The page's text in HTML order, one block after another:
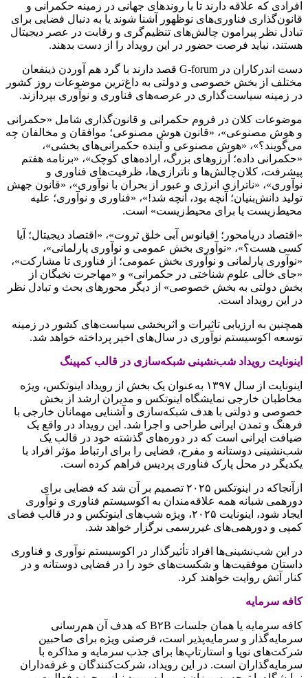
افرادی که علاقه دارند تا با روندهای جهانی در زمینه حکمرانی و
قانون‌گذاری فناوری‌های نوظهور آشنا شوند یا به دنبال فضایی برای
تبادل نظر پیرامون چالش‌های تنظیم‌گری و رقابت در عصر دیجیتال
هستند، نباید فرصت حضور در این رویداد را از دست بدهند.
دست اندرکاران در G-forum قصد دارند با گرد هم آوردن ذینفعان
مختلف از بخش خصوصی و دولتی به داغ‌ترین موضوعات روز کشور
در زمینه سیاست‌گذاری در عرصه‌های فناوری و نوآوری بپردازند.
موضوعات کلان در فروم حکمرانی و قانون‌گذاری شامل «حکمرانی
و هوش مصنوعی»، «قانون هوش مصنوعی؛ موافقان و مخالفان چه
می‌گویند؟»، «هوش مصنوعی و آینده حکمرانی‌های بخشی»،
«حکمرانی داده؛ آرزوهای بزرگ، اراده‌های کوچک»، «برنامه هفتم
پیشرفت، کلان‌چالش‌ها و ناترازی‌ها، ظرفیت‌های فناوری و
نوآوری»، «ناترازی انرژی و عبور از بحران با نوآوری»، «قانون جهش
تولید دانش‌بنیان؛ آنچه بود، آنچه شد!»، «فناوری و نوآوری؛ علیه
محیط‌زیست یا برای محیط‌زیست» است.
«اقتصاد دریامحور؛ اقیانوس آبی خلق ثروت»، «اقتصاد دیجیتال؛ آیا
کسی هست؟»، «نوآوری بخش عمومی و نوآوری پارلمانی»،
«نوآوری پارلمانی و نوآوری بخش عمومی؛ از فناوری تا مشارکت»،
«جای خالی علوم شناختی در حکمرانی» و «مهاجرت نخبگان از
بخش دولتی به بخش خصوصی» از دیگر محورهای بحث و تبادل نظر
در این رویداد است.
همچنین به ارزیابی تاثیرات و اثربخشی سیاست‌های کشور در زمینه
توسعه اکوسیستم نوآوری در سال‌های اخیر پرداخته خواهد شد.
اینونایت رویداد شب‌نشینی شبکه‌سازی در قالب کمپینگ
اینونایت از سال ۱۳۹۷ به‌عنوان یک بخش از رویداد اینوتکس، ویژه
مخاطبان خارجی نمایشگاه اینوتکس و مدیران ارشد از بخش
خصوصی و دولتی با هدف شبکه‌سازی و آشنایی مهمانان خارجی با
فرهنگ و تمدن ایرانی طراحی و اجرا شد. این رویداد در واقع یک
ضیافت ایرانی است که در دوره‌های گذشته خود در قالب یک
شب‌نشینی دوستانه و مفرح، فضایی را برای ارتباط مؤثر افراد با
یکدیگر در محل پارک فناوری پردیس فراهم کرده است.
ازآنجاکه در اینوتکس ۲۰۲۵ تصمیم بر آن شد که فضایی برای
دورهمی شبانه همه علاقه‌مندان به اکوسیستم فناوری و نوآوری
ایجاد شود، اینونایت ۲۰۲۵، ویژه شب‌های اینوتکس و در قالب فضای
کمپی و دورهمی‌های غیررسمی برگزار خواهد شد.
در این شب‌نشینی‌ها افراد تأثیرگذار در اکوسیستم نوآوری و فناوری
داستان موفقیت‌ها و شکست‌های خود را در فضایی دوستانه و در
کنار آتش روایت خواهند کرد.
کافه سرمایه
کافه سرمایه یا همان جلسات B۲B که هدف آن هم‌رسانی
سرمایه‌گذار و سرمایه‌پذیر است، فرصتی ویژه برای صاحبین
شرکت‌های نوپا و استارتاپ‌ها برای جذب سرمایه و مذاکره با
سرمایه‌گذاران است. در این رویداد، شرکت‌کنندگان و غرفه‌داران